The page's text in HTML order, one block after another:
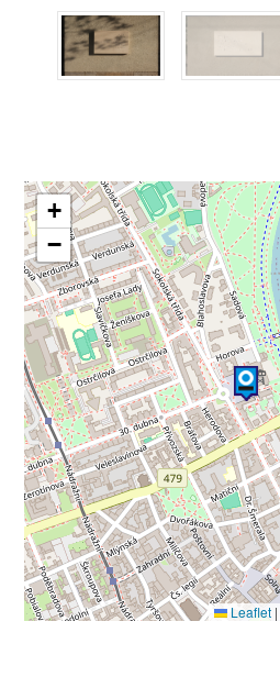
+
−
Leaflet |